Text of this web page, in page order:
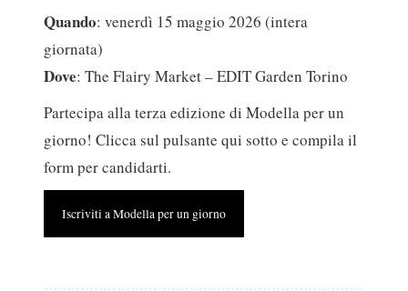
Quando: venerdì 15 maggio 2026 (intera
giornata)
Dove: The Flairy Market – EDIT Garden Torino
Partecipa alla terza edizione di Modella per un
giorno! Clicca sul pulsante qui sotto e compila il
form per candidarti.
Iscriviti a Modella per un giorno